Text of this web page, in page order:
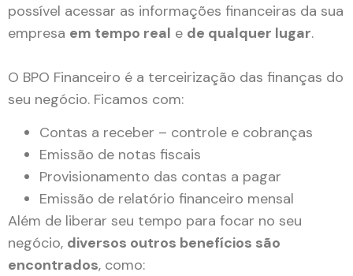
possível acessar as informações financeiras da sua
empresa em tempo real e de qualquer lugar.
O BPO Financeiro é a terceirização das finanças do
seu negócio. Ficamos com:
Contas a receber – controle e cobranças
Emissão de notas fiscais
Provisionamento das contas a pagar
Emissão de relatório financeiro mensal
Além de liberar seu tempo para focar no seu
negócio, diversos outros benefícios são
encontrados, como: